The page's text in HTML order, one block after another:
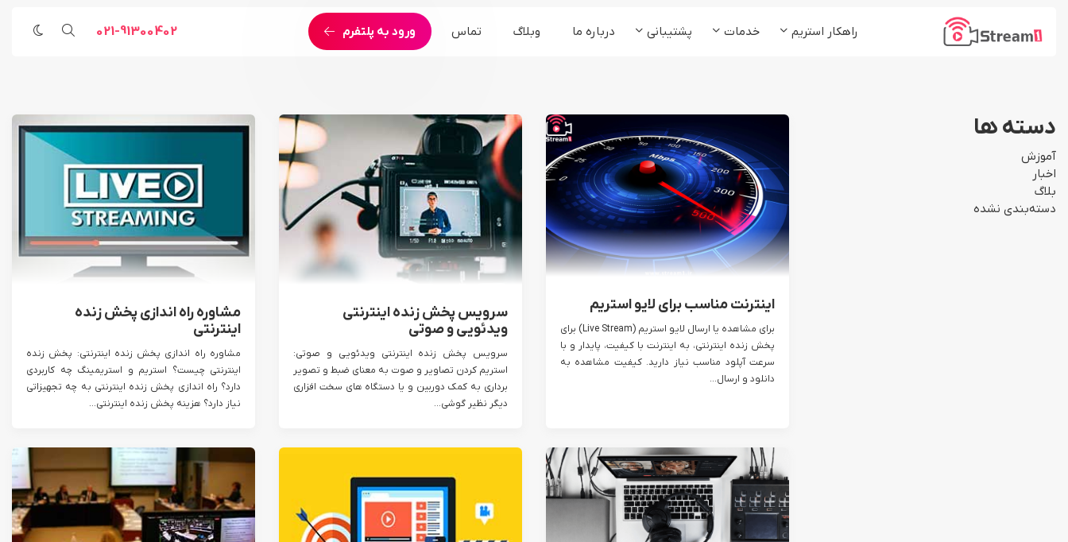
راهکار استریم
برنامه های تبلیغاتی رویداد هنری
خدمات
استریم چند مقصد (ReStream)
سامانه وبینار آنلاین رویدادها
سرویس ادوبی کانکت
سرویس bigbluebutton
پخش زنده °360
خدمات اجرای لایو استریم
خدمات پوشش تصویری
خدمات اجرای رویداد آنلاین
خدمات مهندسی
پشتیبانی درباره ما وبلاگ تماس ورود به پلتفرم 021-91300402
اینترنت مناسب برای لایو استریم
برای مشاهده یا ارسال لایو استریم (Live Stream) برای
پخش زنده اینترنتی، به اینترنت با کیفیت، پایدار و با
سرعت آپلود مناسب نیاز دارید. کیفیت مشاهده به
دانلود و ارسال...
سرویس پخش زنده اینترنتی
ویدئویی و صوتی
سرویس پخش زنده اینترنتی ویدئویی و صوتی:
استریم کردن تصاویر و صوت به معنای ضبط و تصویر
برداری به کمک دوربین و یا دستگاه های سخت افزاری
دیگر نظیر گوشی...
مشاوره راه اندازی پخش زنده
اینترنتی
مشاوره راه اندازی پخش زنده اینترنتی: پخش زنده
اینترنتی چیست؟ استریم و استریمینگ چه کاربردی
دارد؟ راه اندازی پخش زنده اینترنتی به چه تجهیزاتی
نیاز دارد؟ هزینه پخش زنده اینترنتی...
دسته ها
آموزش
اخبار
بلاگ
دسته‌بندی نشده